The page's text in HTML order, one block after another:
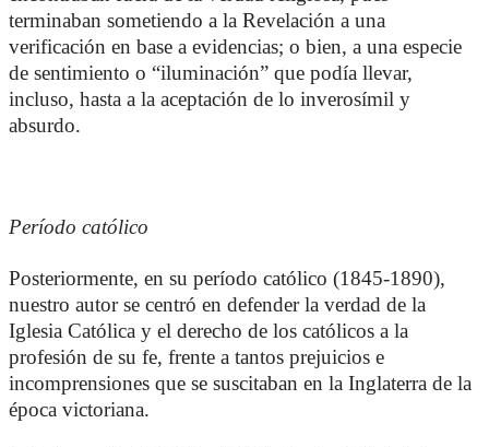
terminaban sometiendo a la Revelación a una
verificación en base a evidencias; o bien, a una especie
de sentimiento o “iluminación” que podía llevar,
incluso, hasta a la aceptación de lo inverosímil y
absurdo.
Período católico
Posteriormente, en su período católico (1845-1890),
nuestro autor se centró en defender la verdad de la
Iglesia Católica y el derecho de los católicos a la
profesión de su fe, frente a tantos prejuicios e
incomprensiones que se suscitaban en la Inglaterra de la
época victoriana.